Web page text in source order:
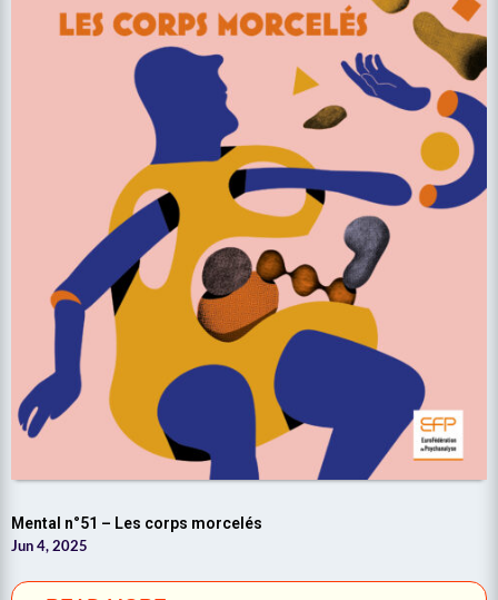
Mental n°51 – Les corps morcelés
Jun 4, 2025